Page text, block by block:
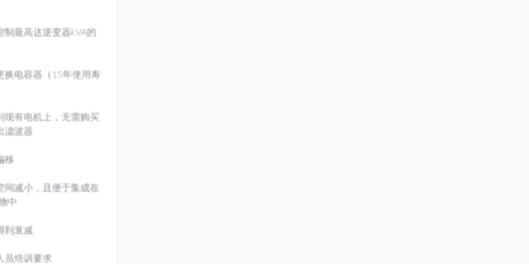
制最高达逆变器kVA的
换电容器（15年使用寿
现有电机上，无需购买
滤波器
移
间减小，且便于集成在
中
到衰减
员培训要求